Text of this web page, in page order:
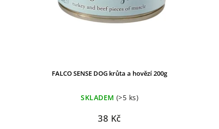
FALCO SENSE DOG krůta a hovězí 200g
SKLADEM (>5 ks)
38 Kč